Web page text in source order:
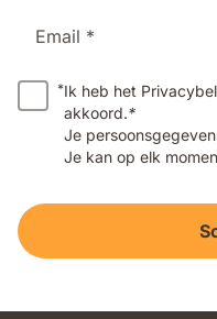
Email *
*Ik heb het
akkoord.*
Je
Je kan op elk